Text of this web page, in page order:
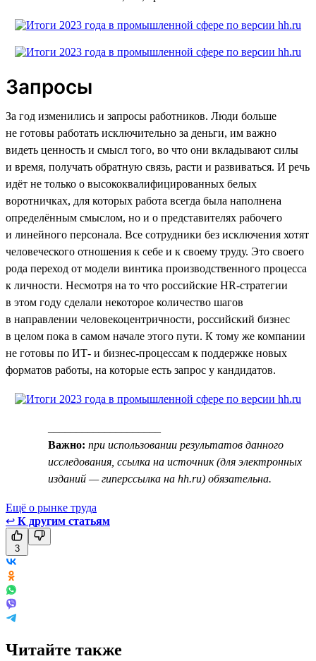
Запросы
За год изменились и запросы работников. Люди больше
не готовы работать исключительно за деньги, им важно
видеть ценность и смысл того, во что они вкладывают силы
и время, получать обратную связь, расти и развиваться. И речь
идёт не только о высококвалифицированных белых
воротничках, для которых работа всегда была наполнена
определённым смыслом, но и о представителях рабочего
и линейного персонала. Все сотрудники без исключения хотят
человеческого отношения к себе и к своему труду. Это своего
рода переход от модели винтика производственного процесса
к личности. Несмотря на то что российские HR-стратегии
в этом году сделали некоторое количество шагов
в направлении человекоцентричности, российский бизнес
в целом пока в самом начале этого пути. К тому же компании
не готовы по ИТ- и бизнес-процессам к поддержке новых
форматов работы, на которые есть запрос у кандидатов.
Важно: при использовании результатов данного
исследования, ссылка на источник (для электронных
изданий — гиперссылка на hh.ru) обязательна.
Ещё о рынке труда
↩ К другим статьям
3
Читайте также